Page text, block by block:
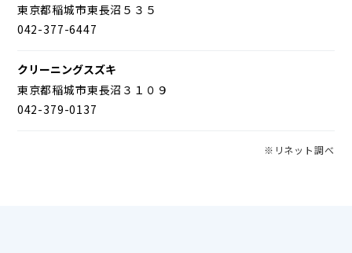
東京都稲城市東長沼５３５
042-377-6447
クリーニングスズキ
東京都稲城市東長沼３１０９
042-379-0137
※リネット調べ